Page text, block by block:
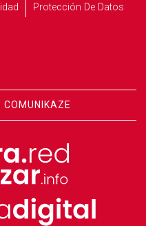
Protección De Datos
COMUNIKAZE